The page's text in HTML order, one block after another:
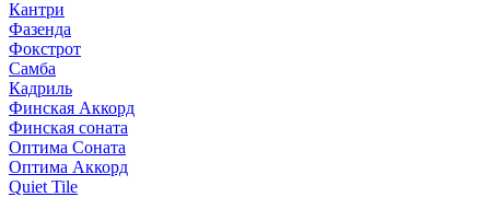
Кантри
Фазенда
Фокстрот
Самба
Кадриль
Финская Аккорд
Финская соната
Оптима Соната
Оптима Аккорд
Quiet Tile